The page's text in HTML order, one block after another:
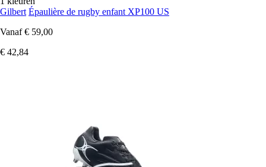
Gilbert Épaulière de rugby enfant XP100 US
Vanaf € 59,00
€ 42,84